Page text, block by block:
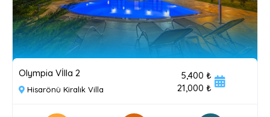
Olympia Vİlla 2
Hisarönü Kiralık Villa
5,400 ₺
21,000 ₺